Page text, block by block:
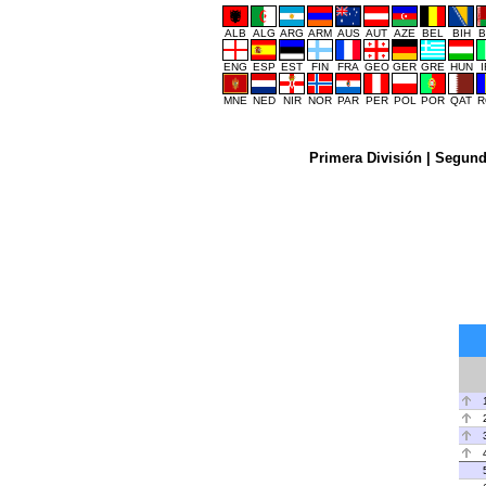
ALB ALG ARG ARM AUS AUT AZE BEL BIH
ENG ESP EST FIN FRA GEO GER GRE HUN
MNE NED NIR NOR PAR PER POL POR QAT
Primera División